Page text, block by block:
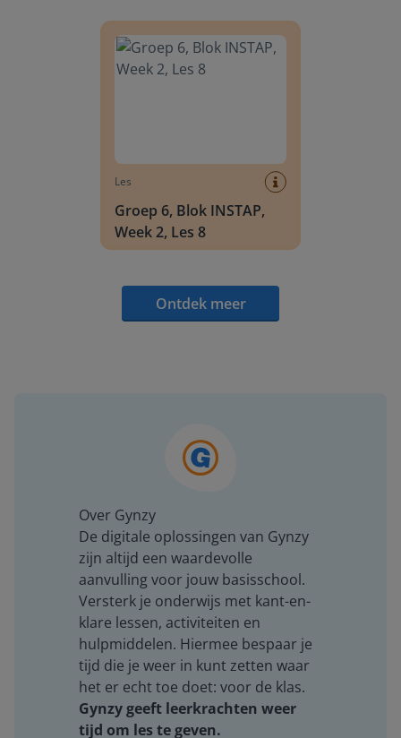
Les
Groep 6, Blok INSTAP,
Week 2, Les 8
Ontdek meer
Over Gynzy
De digitale oplossingen van Gynzy
zijn altijd een waardevolle
aanvulling voor jouw basisschool.
Versterk je onderwijs met kant-en-
klare lessen, activiteiten en
hulpmiddelen. Hiermee bespaar je
tijd die je weer in kunt zetten waar
het er echt toe doet: voor de klas.
Gynzy geeft leerkrachten weer
tijd om les te geven.